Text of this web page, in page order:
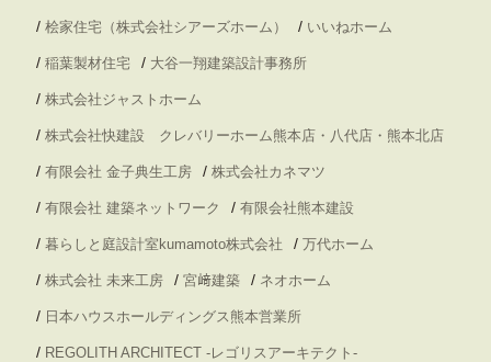
/ 桧家住宅（株式会社シアーズホーム） / いいねホーム
/ 稲葉製材住宅 / 大谷一翔建築設計事務所
/ 株式会社ジャストホーム
/ 株式会社快建設 クレバリーホーム熊本店・八代店・熊本北店
/ 有限会社 金子典生工房 / 株式会社カネマツ
/ 有限会社 建築ネットワーク / 有限会社熊本建設
/ 暮らしと庭設計室kumamoto株式会社 / 万代ホーム
/ 株式会社 未来工房 / 宮﨑建築 / ネオホーム
/ 日本ハウスホールディングス熊本営業所
/ REGOLITH ARCHITECT -レゴリスアーキテクト-